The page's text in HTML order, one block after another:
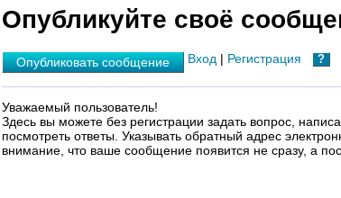
Опубликуйте своё
Опубликовать сообщение Вход | Регистрация ?
Уважаемый пользователь!
Здесь вы можете без регистрации задать вопрос,
посмотреть ответы. Указывать обратный адрес
внимание, что ваше сообщение появится не сразу, а